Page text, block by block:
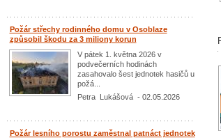
Požár střechy rodinného domu v Osoblaze
způsobil škodu za 3 miliony korun
V pátek 1. května 2026 v
podvečerních hodinách
zasahovalo šest jednotek hasičů u
požá...
Petra Lukášová - 02.05.2026
Požár lesního porostu zaměstnal patnáct jednotek